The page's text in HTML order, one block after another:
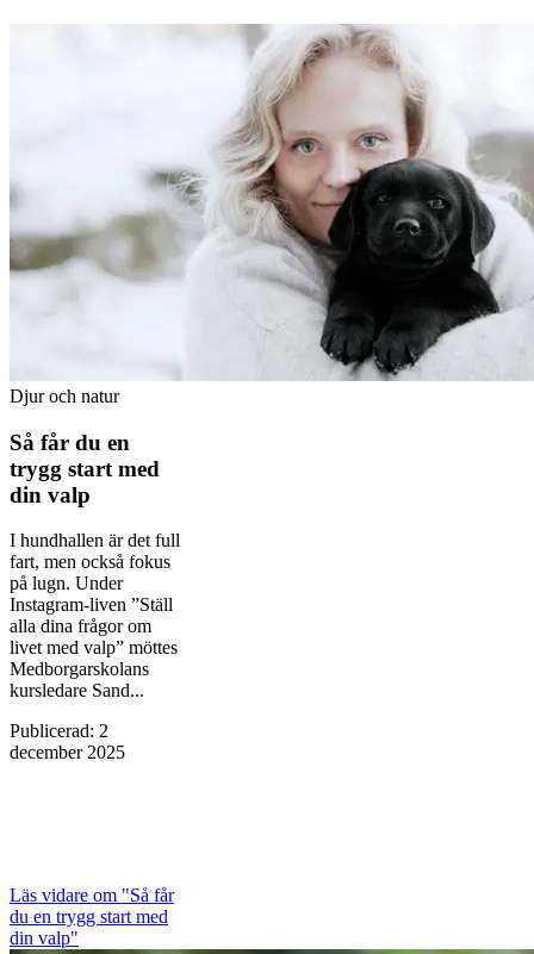
Djur och natur
Så får du en
trygg start med
din valp
I hundhallen är det full
fart, men också fokus
på lugn. Under
Instagram-liven ”Ställ
alla dina frågor om
livet med valp” möttes
Medborgarskolans
kursledare Sand...
Publicerad: 2
december 2025
Läs vidare om "Så får
du en trygg start med
din valp"